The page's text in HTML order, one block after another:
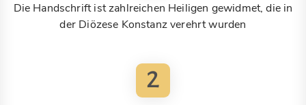
Die Handschrift ist zahlreichen Heiligen gewidmet, die in
der Diözese Konstanz verehrt wurden
2